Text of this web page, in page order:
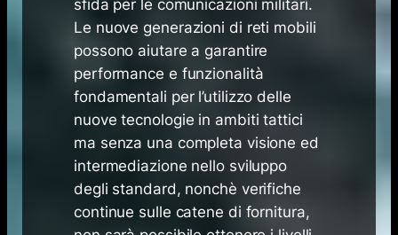
sfida per le comunicazioni militari.
Le nuove generazioni di reti mobili
possono aiutare a garantire
performance e funzionalità
fondamentali per l’utilizzo delle
nuove tecnologie in ambiti tattici
ma senza una completa visione ed
intermediazione nello sviluppo
degli standard, nonchè verifiche
continue sulle catene di fornitura,